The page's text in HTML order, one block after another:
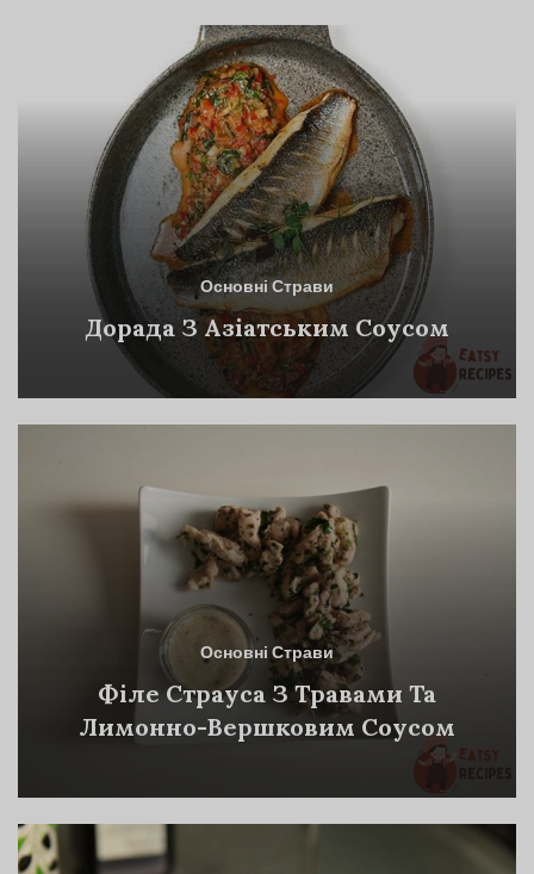
Основні Страви
Дорада З Азіатським Соусом
Основні Страви
Філе Страуса З Травами Та
Лимонно-Вершковим Соусом